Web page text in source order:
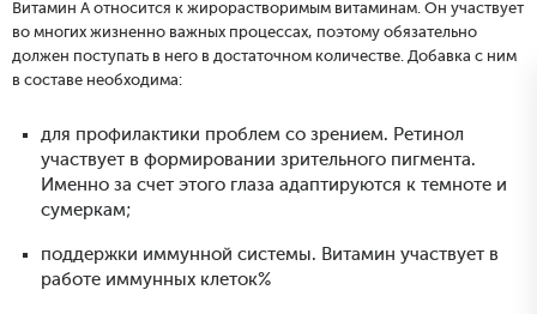
Витамин А относится к жирорастворимым витаминам. Он участвует
во многих жизненно важных процессах, поэтому обязательно
должен поступать в него в достаточном количестве. Добавка с ним
в составе необходима:
для профилактики проблем со зрением. Ретинол
участвует в формировании зрительного пигмента.
Именно за счет этого глаза адаптируются к темноте и
сумеркам;
поддержки иммунной системы. Витамин участвует в
работе иммунных клеток%